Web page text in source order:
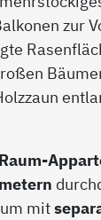
mit